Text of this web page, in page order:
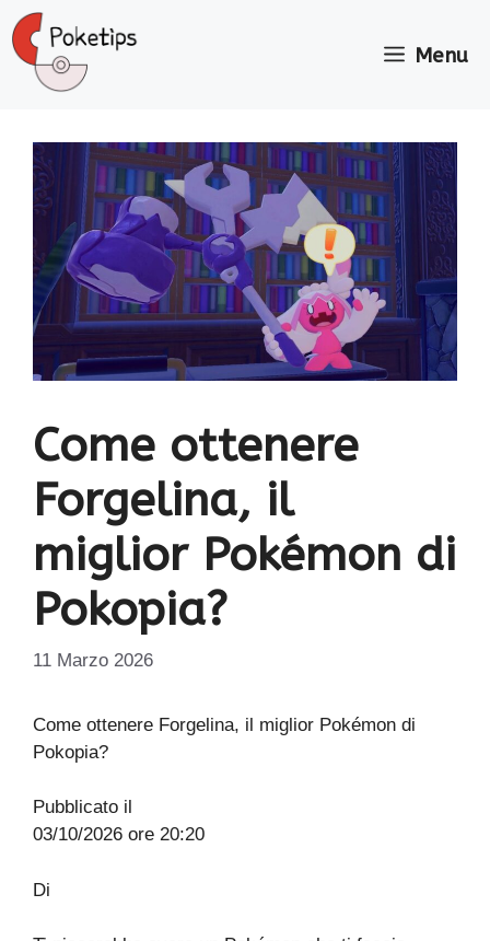
Vai
al
contenuto
Menu
Come ottenere
Forgelina, il
miglior Pokémon di
Pokopia?
11 Marzo 2026
Come ottenere Forgelina, il miglior Pokémon di
Pokopia?
Pubblicato il
03/10/2026 ore 20:20
Di